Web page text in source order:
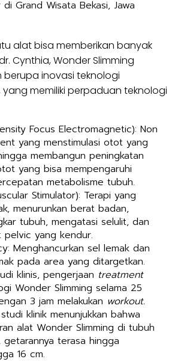
Grand Wisata Bekasi, Jawa
alat bisa memberikan banyak
Cynthia, Wonder Slimming
berupa inovasi teknologi
memiliki perpaduan teknologi
Focus Electromagnetic): Non
yang menstimulasi otot yang
membangun peningkatan
yang bisa mempengaruhi
metabolisme tubuh.
Stimulator): Terapi yang
menurunkan berat badan,
tubuh, mengatasi selulit, dan
yang kendur.
Menghancurkan sel lemak dan
pada area yang ditargetkan.
klinis, pengerjaan treatment
Wonder Slimming selama 25
3 jam melakukan workout.
klinik menunjukkan bahwa
alat Wonder Slimming di tubuh
terasa hingga
16 cm.